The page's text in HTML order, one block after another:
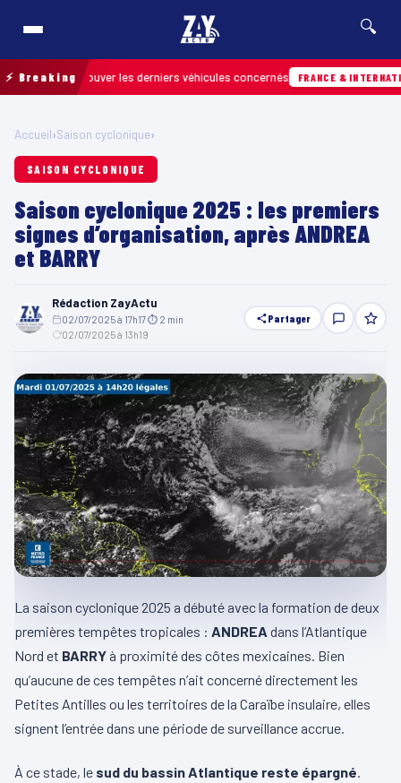
🔍
⚡ Breaking
retrouver les derniers véhicules concernés FRANCE & INTERNATIONALE
Accueil›Saison cyclonique›
SAISON CYCLONIQUE
Saison cyclonique 2025 : les premiers
signes d’organisation, après ANDREA
et BARRY
Rédaction ZayActu
02/07/2025 à 17h17⏱ 2 min
02/07/2025 à 13h19
Partager
La saison cyclonique 2025 a débuté avec la formation de deux
premières tempêtes tropicales : ANDREA dans l’Atlantique
Nord et BARRY à proximité des côtes mexicaines. Bien
qu’aucune de ces tempêtes n’ait concerné directement les
Petites Antilles ou les territoires de la Caraïbe insulaire, elles
signent l’entrée dans une période de surveillance accrue.
À ce stade, le sud du bassin Atlantique reste épargné.